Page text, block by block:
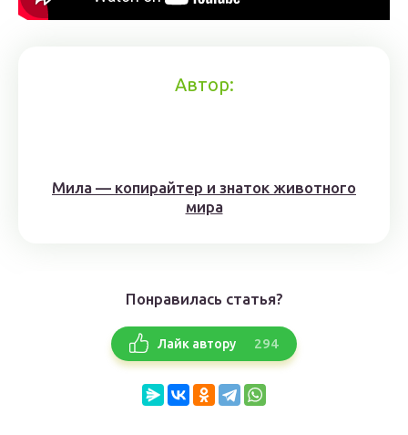
Автор:
Мила — копирайтер и знаток животного
мира
Понравилась статья?
Лайк автору 294